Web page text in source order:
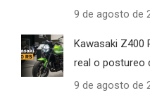
9 de agosto de
Kawasaki Z400
real o postureo
9 de agosto de